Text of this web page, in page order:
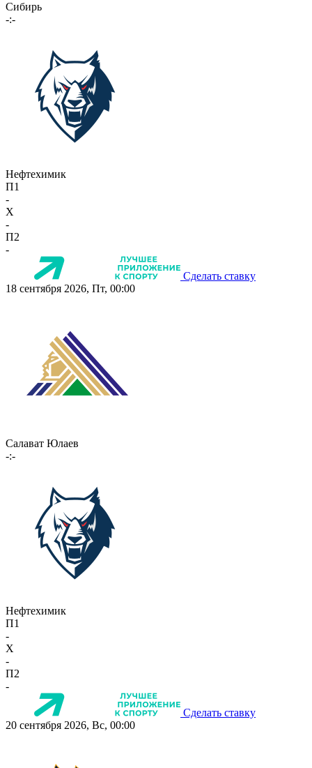
Сибирь
-:-
Нефтехимик
П1
-
X
-
П2
-
Сделать ставку
18 сентября 2026, Пт, 00:00
Салават Юлаев
-:-
Нефтехимик
П1
-
X
-
П2
-
Сделать ставку
20 сентября 2026, Вс, 00:00